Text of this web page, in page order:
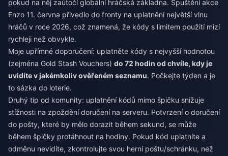
pokud na něj zaútočí globální hráčská základna. Spuštění akce
Enzo 11. června přivedlo do fronty na uplatnění největší vlnu
hráčů v roce 2026, což znamená, že kódy s limitem použití mizí
rychleji než obvykle.
Moje upřímné doporučení: uplatněte kódy s nejvyšší hodnotou
(zejména Gold Stash Vouchers) do 72 hodin od chvíle, kdy je
uvidíte v jakémkoliv ověřeném seznamu. Počkejte týden a je
to sázka do loterie.
Druhý tip od komunity: uplatnění kódů mimo špičku snižuje
stížnosti na zpoždění doručení na serveru. Potvrzení o doručení
do pošty, které by mělo dorazit během sekund, se může
během špičky protáhnout na hodiny. Pokud kód uplatníte a
odměnu nevidíte, zkontrolujte svou herní poštu/schránku, než